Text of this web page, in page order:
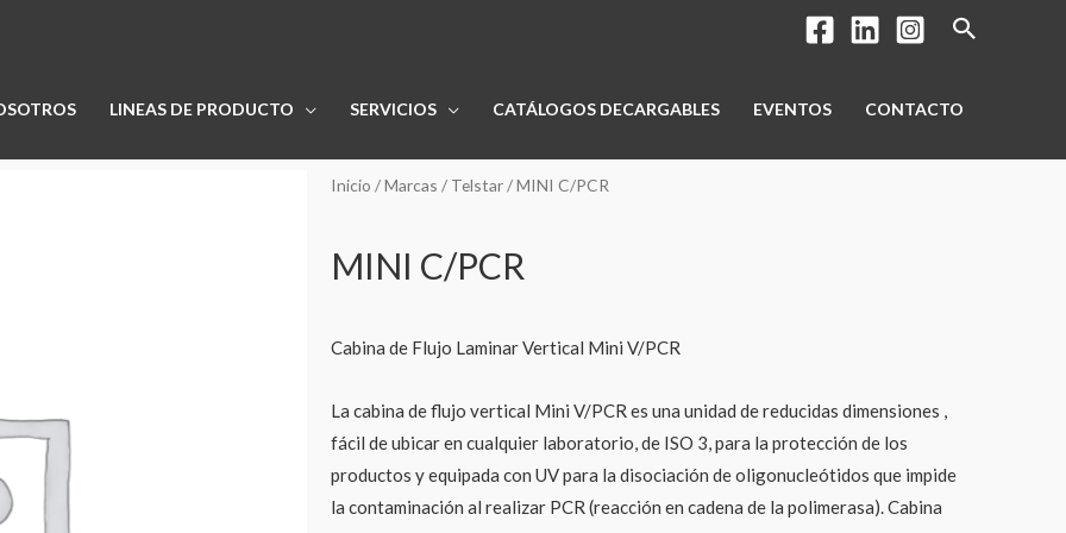
Buscar
LINEAS DE PRODUCTO SERVICIOS CATÁLOGOS DECARGABLES EVENTOS CONTACTO
Inicio /Marcas / Telstar/ MINI C/PCR
MINI C/PCR
Cabina de Flujo Laminar Vertical Mini V/PCR
La cabina de flujo vertical Mini V/PCR es una unidad de reducidas dimensiones ,
fácil de ubicar en cualquier laboratorio, de ISO 3, para la protección de los
productos y equipada con UV para la disociación de oligonucleótidos que impide
la contaminación al realizar PCR (reacción en cadena de la polimerasa). Cabina